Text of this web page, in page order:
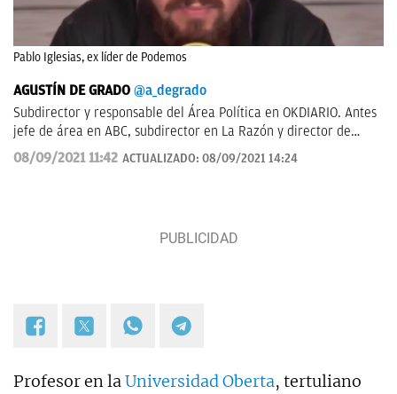
Pablo Iglesias, ex líder de Podemos
AGUSTÍN DE GRADO @a_degrado
Subdirector y responsable del Área Política en OKDIARIO. Antes
jefe de área en ABC, subdirector en La Razón y director de
Informativos en Telemadrid.
08/09/2021 11:42 ACTUALIZADO: 08/09/2021 14:24
Profesor en laUniversidad Oberta, tertuliano